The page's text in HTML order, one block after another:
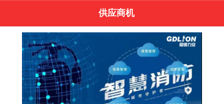
供应商机